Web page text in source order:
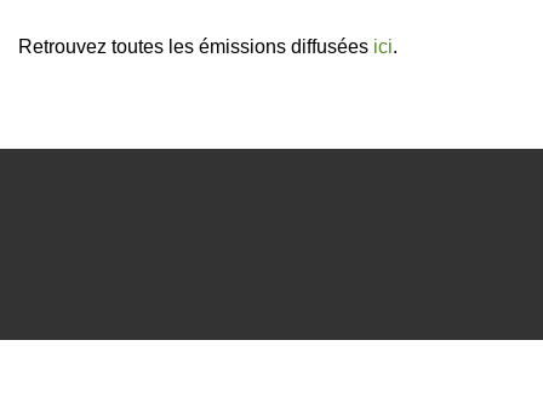
Retrouvez toutes les émissions diffusées ici.